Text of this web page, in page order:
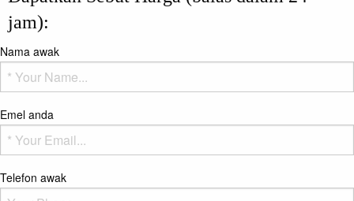
jam):
Nama awak
Emel anda
Telefon awak